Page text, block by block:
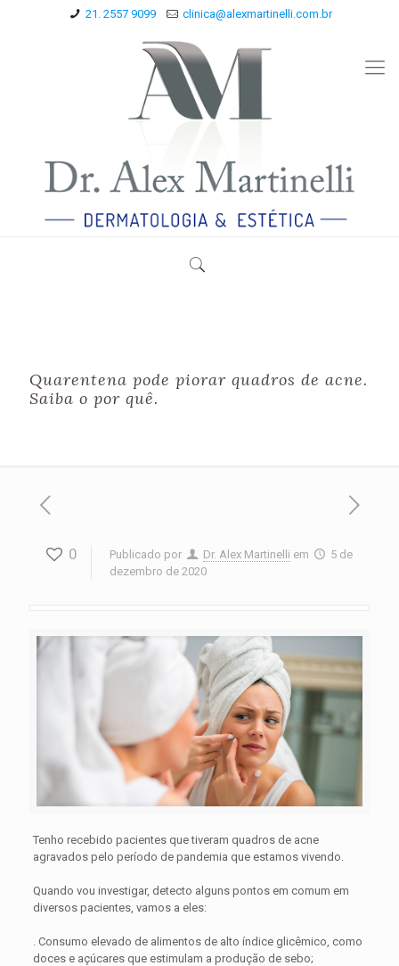
21. 2557 9099 clinica@alexmartinelli.com.br
Quarentena pode piorar quadros de acne.
Saiba o por quê.
0 Publicado por Dr. Alex Martinelli em
5 de
dezembro de 2020
Tenho recebido pacientes que tiveram quadros de acne
agravados pelo período de pandemia que estamos vivendo.
Quando vou investigar, detecto alguns pontos em comum em
diversos pacientes, vamos a eles:
. Consumo elevado de alimentos de alto índice glicêmico, como
doces e açúcares que estimulam a produção de sebo;